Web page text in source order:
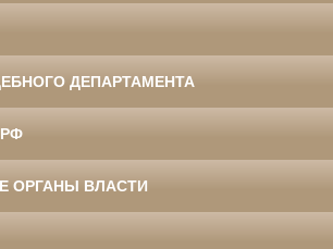
ДЕПАРТАМЕНТА
ОРГАНЫ ВЛАСТИ